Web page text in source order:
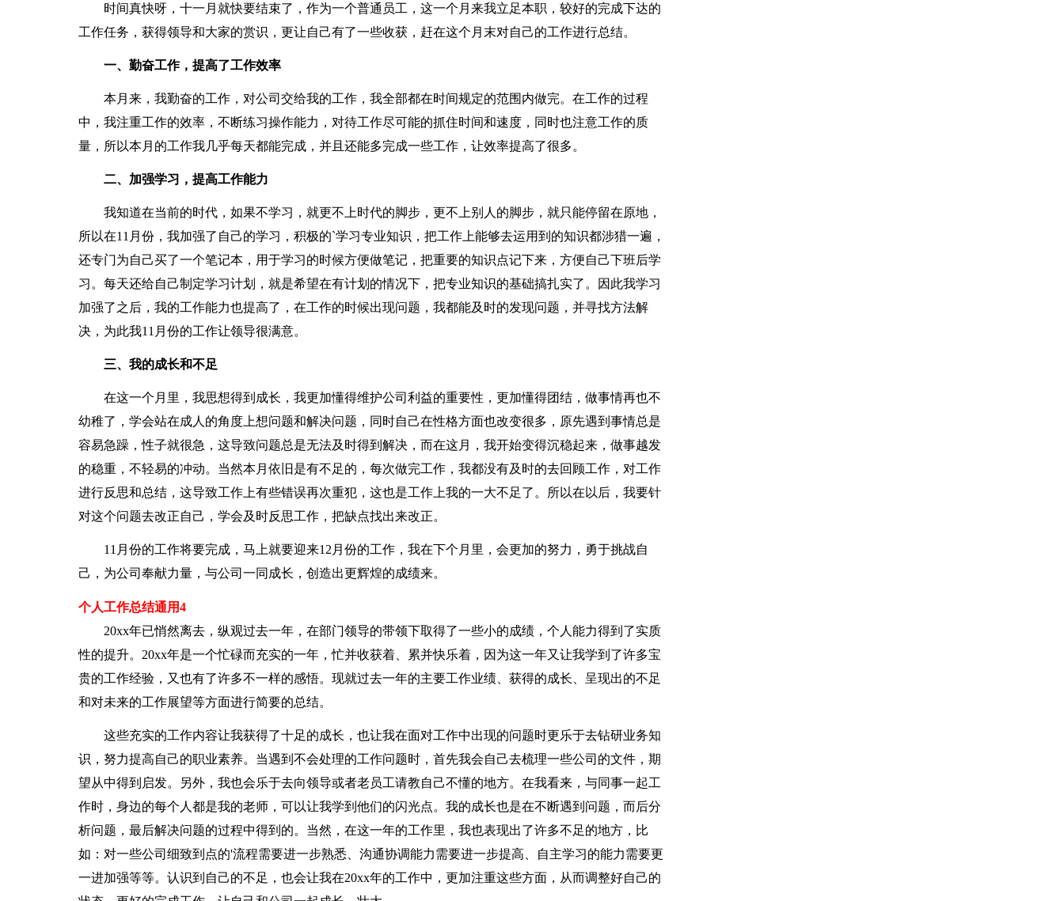
时间真快呀，十一月就快要结束了，作为一个普通员工，这一个月来我立足本职，较好的完成下达的
工作任务，获得领导和大家的赏识，更让自己有了一些收获，赶在这个月末对自己的工作进行总结。
一、勤奋工作，提高了工作效率
本月来，我勤奋的工作，对公司交给我的工作，我全部都在时间规定的范围内做完。在工作的过程
中，我注重工作的效率，不断练习操作能力，对待工作尽可能的抓住时间和速度，同时也注意工作的质
量，所以本月的工作我几乎每天都能完成，并且还能多完成一些工作，让效率提高了很多。
二、加强学习，提高工作能力
我知道在当前的时代，如果不学习，就更不上时代的脚步，更不上别人的脚步，就只能停留在原地，
所以在11月份，我加强了自己的学习，积极的`学习专业知识，把工作上能够去运用到的知识都涉猎一遍，
还专门为自己买了一个笔记本，用于学习的时候方便做笔记，把重要的知识点记下来，方便自己下班后学
习。每天还给自己制定学习计划，就是希望在有计划的情况下，把专业知识的基础搞扎实了。因此我学习
加强了之后，我的工作能力也提高了，在工作的时候出现问题，我都能及时的发现问题，并寻找方法解
决，为此我11月份的工作让领导很满意。
三、我的成长和不足
在这一个月里，我思想得到成长，我更加懂得维护公司利益的重要性，更加懂得团结，做事情再也不
幼稚了，学会站在成人的角度上想问题和解决问题，同时自己在性格方面也改变很多，原先遇到事情总是
容易急躁，性子就很急，这导致问题总是无法及时得到解决，而在这月，我开始变得沉稳起来，做事越发
的稳重，不轻易的冲动。当然本月依旧是有不足的，每次做完工作，我都没有及时的去回顾工作，对工作
进行反思和总结，这导致工作上有些错误再次重犯，这也是工作上我的一大不足了。所以在以后，我要针
对这个问题去改正自己，学会及时反思工作，把缺点找出来改正。
11月份的工作将要完成，马上就要迎来12月份的工作，我在下个月里，会更加的努力，勇于挑战自
己，为公司奉献力量，与公司一同成长，创造出更辉煌的成绩来。
个人工作总结通用4
20xx年已悄然离去，纵观过去一年，在部门领导的带领下取得了一些小的成绩，个人能力得到了实质
性的提升。20xx年是一个忙碌而充实的一年，忙并收获着、累并快乐着，因为这一年又让我学到了许多宝
贵的工作经验，又也有了许多不一样的感悟。现就过去一年的主要工作业绩、获得的成长、呈现出的不足
和对未来的工作展望等方面进行简要的总结。
这些充实的工作内容让我获得了十足的成长，也让我在面对工作中出现的问题时更乐于去钻研业务知
识，努力提高自己的职业素养。当遇到不会处理的工作问题时，首先我会自己去梳理一些公司的文件，期
望从中得到启发。另外，我也会乐于去向领导或者老员工请教自己不懂的地方。在我看来，与同事一起工
作时，身边的每个人都是我的老师，可以让我学到他们的闪光点。我的成长也是在不断遇到问题，而后分
析问题，最后解决问题的过程中得到的。当然，在这一年的工作里，我也表现出了许多不足的地方，比
如：对一些公司细致到点的'流程需要进一步熟悉、沟通协调能力需要进一步提高、自主学习的能力需要更
一进加强等等。认识到自己的不足，也会让我在20xx年的工作中，更加注重这些方面，从而调整好自己的